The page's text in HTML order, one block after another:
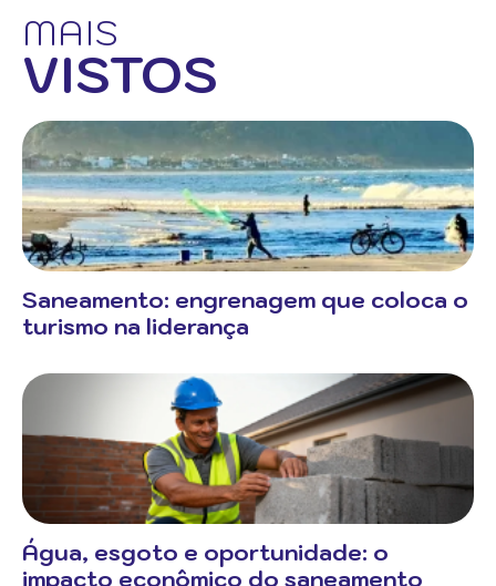
MAIS
VISTOS
Saneamento: engrenagem que coloca o
turismo na liderança
Água, esgoto e oportunidade: o
impacto econômico do saneamento